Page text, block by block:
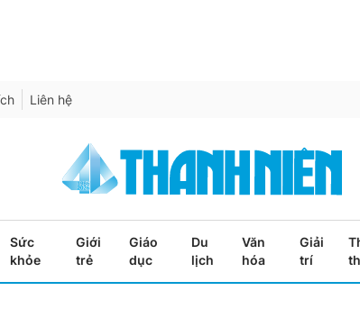
Liên hệ
Sức
khỏe
Giới
trẻ
Giáo
dục
Du
lịch
Văn
hóa
Giải
trí